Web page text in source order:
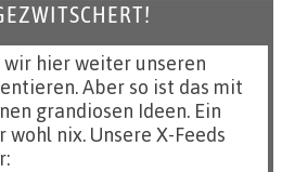
hier weiter unseren
Aber so ist das mit
grandiosen Ideen. Ein
wohl nix. Unsere X-Feeds